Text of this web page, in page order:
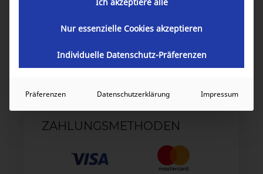
ZAHLUNGSMETHODEN
Nur essenzielle Cookies akzeptieren
Individuelle Datenschutz-Präferenzen
Präferenzen Datenschutzerklärung Impressum